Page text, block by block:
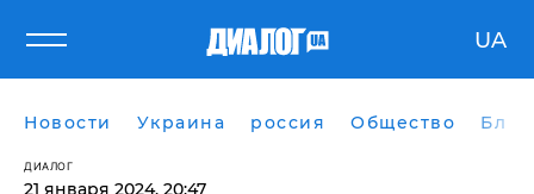
UA
Новости Украина россия Общество
ДИАЛОГ
21 января 2024, 20:47